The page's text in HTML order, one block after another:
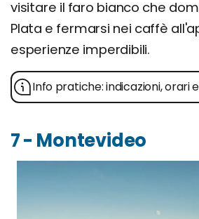
visitare il faro bianco che
Plata e fermarsi nei caffè
esperienze imperdibili.
Info pratiche: indicazioni, orari
7 - Montevideo